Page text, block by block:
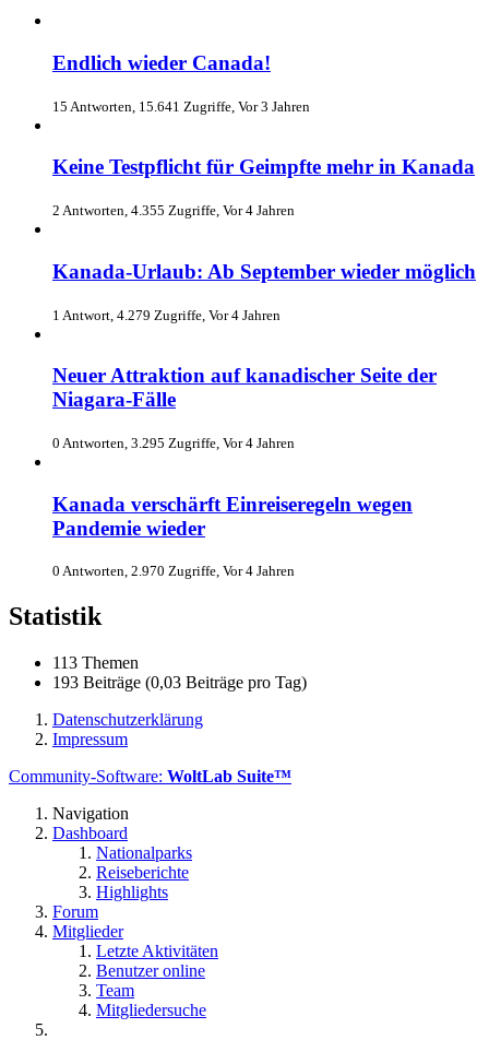
Endlich wieder Canada!
15 Antworten, 15.641 Zugriffe, Vor 3 Jahren
Keine Testpflicht für Geimpfte mehr in Kanada
2 Antworten, 4.355 Zugriffe, Vor 4 Jahren
Kanada-Urlaub: Ab September wieder möglich
1 Antwort, 4.279 Zugriffe, Vor 4 Jahren
Neuer Attraktion auf kanadischer Seite der
Niagara-Fälle
0 Antworten, 3.295 Zugriffe, Vor 4 Jahren
Kanada verschärft Einreiseregeln wegen
Pandemie wieder
0 Antworten, 2.970 Zugriffe, Vor 4 Jahren
Statistik
113 Themen
193 Beiträge (0,03 Beiträge pro Tag)
Datenschutzerklärung
Impressum
Community-Software: WoltLab Suite™
Navigation
Dashboard
Nationalparks
Reiseberichte
Highlights
Forum
Mitglieder
Letzte Aktivitäten
Benutzer online
Team
Mitgliedersuche